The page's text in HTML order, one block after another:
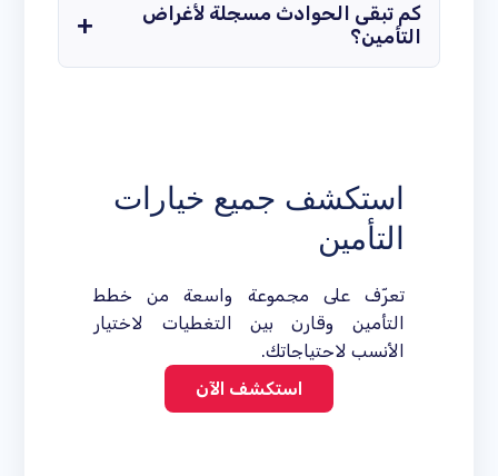
كم تبقى الحوادث مسجلة لأغراض
التأمين؟
استكشف جميع خيارات
التأمين
تعرّف على مجموعة واسعة من خطط
التأمين وقارن بين التغطيات لاختيار
الأنسب لاحتياجاتك.
استكشف الآن